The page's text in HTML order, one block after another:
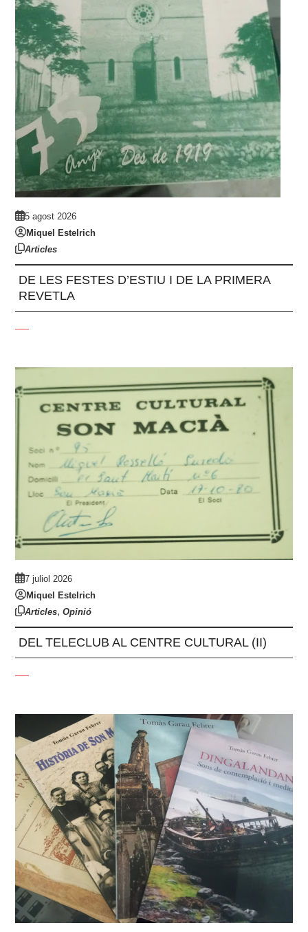
5 agost 2026
Miquel Estelrich
Articles
DE LES FESTES D’ESTIU I DE LA PRIMERA
REVETLA
7 juliol 2026
Miquel Estelrich
Articles,Opinió
DEL TELECLUB AL CENTRE CULTURAL (II)